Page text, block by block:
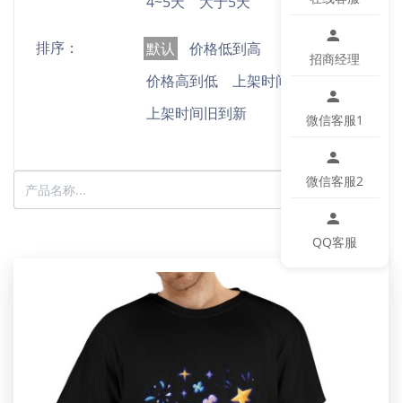
排序： 默认
价格低到高
价格高到低
上架时间新到旧
上架时间旧到新
搜索
招商经理
微信客服1
微信客服2
QQ客服